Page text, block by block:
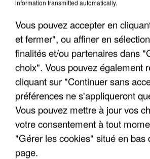
audios.
Envoyer la candidature
RÉCEMMENT DIFFUSÉ
information transmitted automatically.
Vous pouvez accepter en
et fermer", ou affiner en
finalités et/ou partenaires dans
choix". Vous pouvez également
cliquant sur "Continuer sans
préférences ne s'appliqueront
Vous pouvez mettre à jour vos
votre consentement à tout
"Gérer les cookies" situé en bas
page.